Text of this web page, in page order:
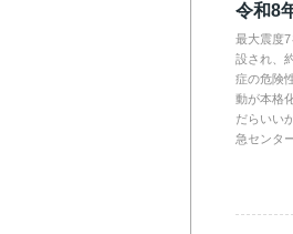
令和8
最大震度
設され、
症の危険
動が本格
だらいい
急センタ